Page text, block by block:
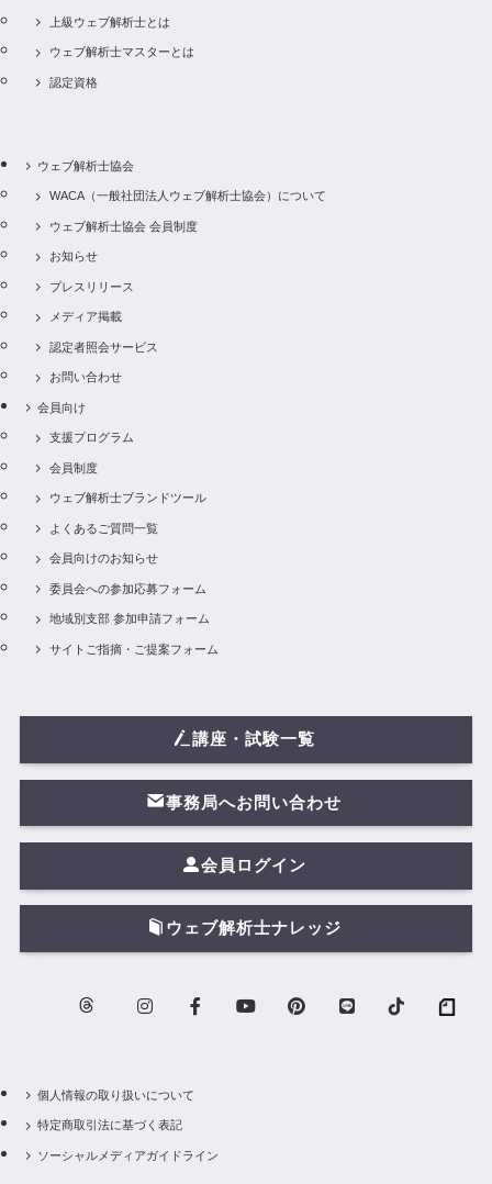
上級ウェブ解析士とは
ウェブ解析士マスターとは
認定資格
ウェブ解析士協会
WACA（一般社団法人ウェブ解析士協会）について
ウェブ解析士協会 会員制度
お知らせ
プレスリリース
メディア掲載
認定者照会サービス
お問い合わせ
会員向け
支援プログラム
会員制度
ウェブ解析士ブランドツール
よくあるご質問一覧
会員向けのお知らせ
委員会への参加応募フォーム
地域別支部 参加申請フォーム
サイトご指摘・ご提案フォーム
講座・試験一覧
事務局へお問い合わせ
会員ログイン
ウェブ解析士ナレッジ
個人情報の取り扱いについて
特定商取引法に基づく表記
ソーシャルメディアガイドライン